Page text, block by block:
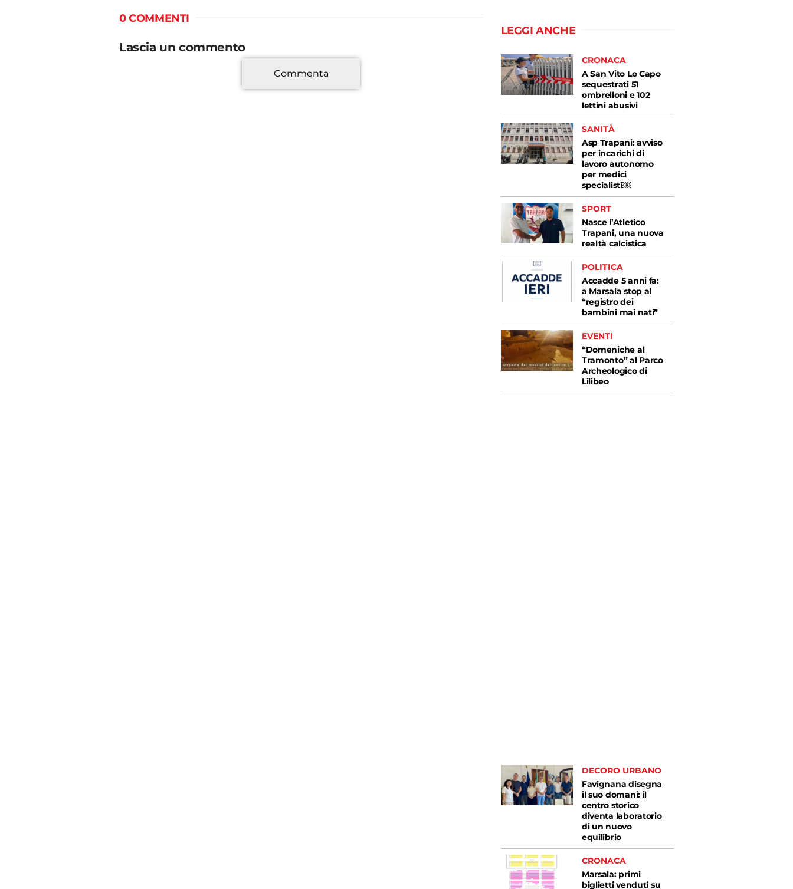
0 COMMENTI
Lascia un commento
Commenta
LEGGI ANCHE
CRONACA
A San Vito Lo Capo
sequestrati 51
ombrelloni e 102
lettini abusivi
SANITÀ
Asp Trapani: avviso
per incarichi di
lavoro autonomo
per medici
specialisti￼
SPORT
Nasce l’Atletico
Trapani, una nuova
realtà calcistica
POLITICA
Accadde 5 anni fa:
a Marsala stop al
“registro dei
bambini mai nati”
EVENTI
“Domeniche al
Tramonto” al Parco
Archeologico di
Lilibeo
DECORO URBANO
Favignana disegna
il suo domani: il
centro storico
diventa laboratorio
di un nuovo
equilibrio
CRONACA
Marsala: primi
biglietti venduti su